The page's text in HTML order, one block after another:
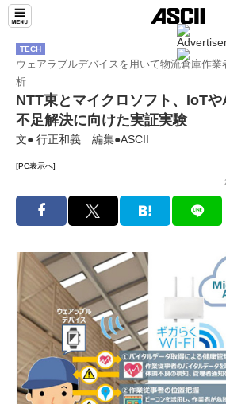
TECH
ウェアラブルデバイスを用いて物流倉庫作
析
NTT東とマイクロソフト、IoT
不足解決に向けた実証実験
文● 行正和義 編集●ASCII
[PC表示へ]